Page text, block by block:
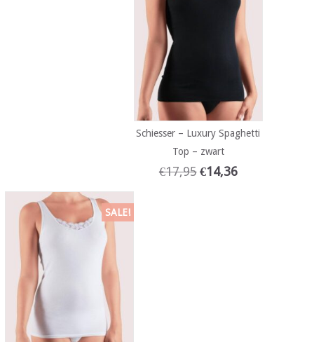
Schiesser – Luxury Spaghetti
Top – zwart
€17,95 €14,36
SALE!